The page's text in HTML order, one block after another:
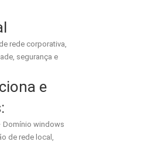
rede corporativa,
segurança e
e
Domínio windows
de rede local,